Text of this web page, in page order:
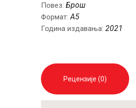
Повез: Брош
Формат:A5
Година издавања: 2021
Рецензије (0)